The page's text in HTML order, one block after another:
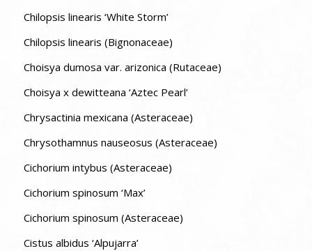
Chilopsis linearis ‘White Storm’
Chilopsis linearis (Bignonaceae)
Choisya dumosa var. arizonica (Rutaceae)
Choisya x dewitteana ‘Aztec Pearl’
Chrysactinia mexicana (Asteraceae)
Chrysothamnus nauseosus (Asteraceae)
Cichorium intybus (Asteraceae)
Cichorium spinosum ‘Max’
Cichorium spinosum (Asteraceae)
Cistus albidus ‘Alpujarra’